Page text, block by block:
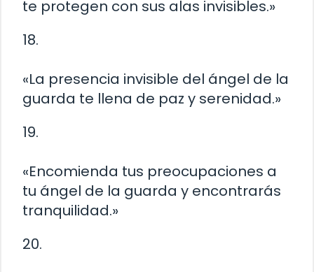
te protegen con sus alas invisibles.»
18.
«La presencia invisible del ángel de la
guarda te llena de paz y serenidad.»
19.
«Encomienda tus preocupaciones a
tu ángel de la guarda y encontrarás
tranquilidad.»
20.